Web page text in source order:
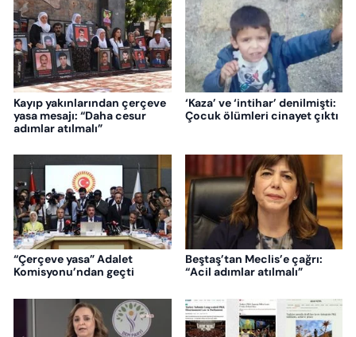
Kayıp yakınlarından çerçeve
yasa mesajı: “Daha cesur
adımlar atılmalı”
‘Kaza’ ve ‘intihar’ denilmişti:
Çocuk ölümleri cinayet çıktı
“Çerçeve yasa” Adalet
Komisyonu’ndan geçti
Beştaş’tan Meclis’e çağrı:
“Acil adımlar atılmalı”